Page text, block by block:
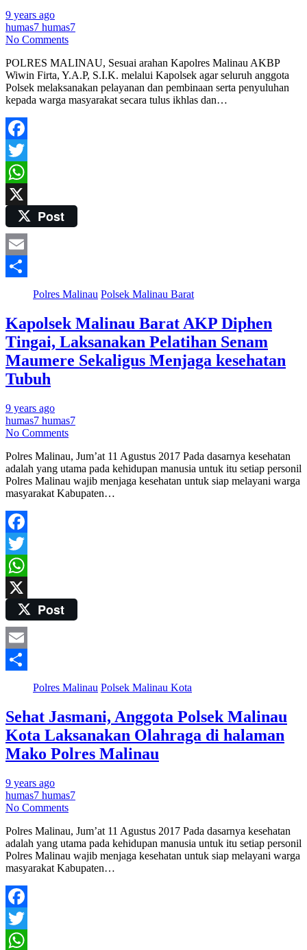
9 years ago
humas7 humas7
No Comments
POLRES MALINAU, Sesuai arahan Kapolres Malinau AKBP
Wiwin Firta, Y.A.P, S.I.K. melalui Kapolsek agar seluruh anggota
Polsek melaksanakan pelayanan dan pembinaan serta penyuluhan
kepada warga masyarakat secara tulus ikhlas dan…
Facebook
Twitter
WhatsApp
Post
Email
Polres Malinau Polsek Malinau Barat
Kapolsek Malinau Barat AKP Diphen
Tingai, Laksanakan Pelatihan Senam
Maumere Sekaligus Menjaga kesehatan
Tubuh
9 years ago
humas7 humas7
No Comments
Polres Malinau, Jum’at 11 Agustus 2017 Pada dasarnya kesehatan
adalah yang utama pada kehidupan manusia untuk itu setiap personil
Polres Malinau wajib menjaga kesehatan untuk siap melayani warga
masyarakat Kabupaten…
Facebook
Twitter
WhatsApp
Post
Email
Polres Malinau Polsek Malinau Kota
Sehat Jasmani, Anggota Polsek Malinau
Kota Laksanakan Olahraga di halaman
Mako Polres Malinau
9 years ago
humas7 humas7
No Comments
Polres Malinau, Jum’at 11 Agustus 2017 Pada dasarnya kesehatan
adalah yang utama pada kehidupan manusia untuk itu setiap personil
Polres Malinau wajib menjaga kesehatan untuk siap melayani warga
masyarakat Kabupaten…
Facebook
Twitter